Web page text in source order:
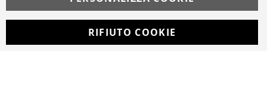
© Copyright MAV Arreda s.r.l. | P.IVA IT05919160969
Via Galileo Galilei, 14 | Milano
RIFIUTO COOKIE